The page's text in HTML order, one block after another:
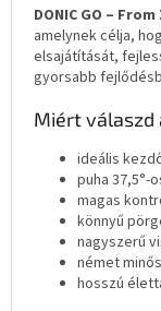
DONIC GO –
amelynek célja,
elsajátítását,
gyorsabb
Miért válaszd
ideális
puha 37,5°-
magas
könnyű
nagyszerű
német
hosszú